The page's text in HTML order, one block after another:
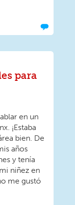
para
en un
¡Estaba
bien. De
años
y tenía
niñez en
me gustó